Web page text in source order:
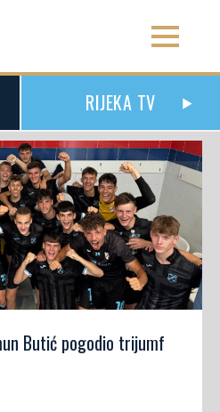
RIJEKA TV
Butić pogodio trijumf